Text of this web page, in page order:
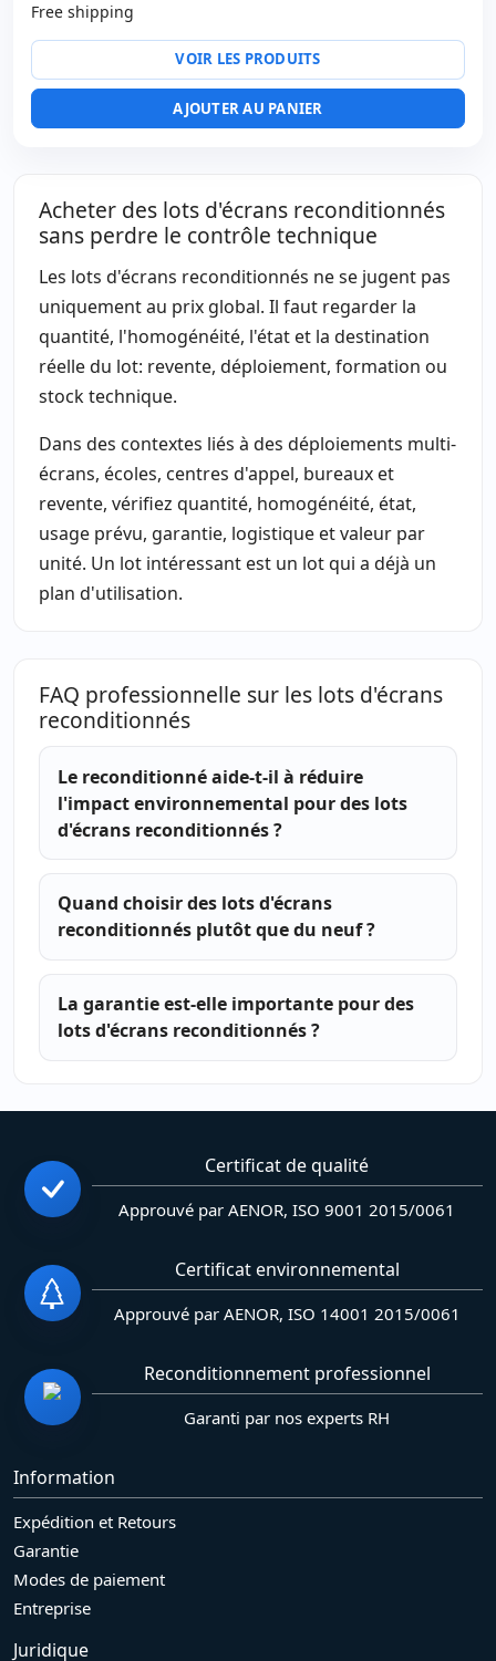
Free shipping
VOIR LES PRODUITS
AJOUTER AU PANIER
Acheter des lots d'écrans reconditionnés
sans perdre le contrôle technique
Les lots d'écrans reconditionnés ne se jugent pas
uniquement au prix global. Il faut regarder la
quantité, l'homogénéité, l'état et la destination
réelle du lot: revente, déploiement, formation ou
stock technique.
Dans des contextes liés à des déploiements multi-
écrans, écoles, centres d'appel, bureaux et
revente, vérifiez quantité, homogénéité, état,
usage prévu, garantie, logistique et valeur par
unité. Un lot intéressant est un lot qui a déjà un
plan d'utilisation.
FAQ professionnelle sur les lots d'écrans
reconditionnés
Le reconditionné aide-t-il à réduire
l'impact environnemental pour des lots
d'écrans reconditionnés ?
Quand choisir des lots d'écrans
reconditionnés plutôt que du neuf ?
La garantie est-elle importante pour des
lots d'écrans reconditionnés ?
Certificat de qualité
Approuvé par AENOR, ISO 9001 2015/0061
Certificat environnemental
Approuvé par AENOR, ISO 14001 2015/0061
Reconditionnement professionnel
Garanti par nos experts RH
Information
Expédition et Retours
Garantie
Modes de paiement
Entreprise
Juridique